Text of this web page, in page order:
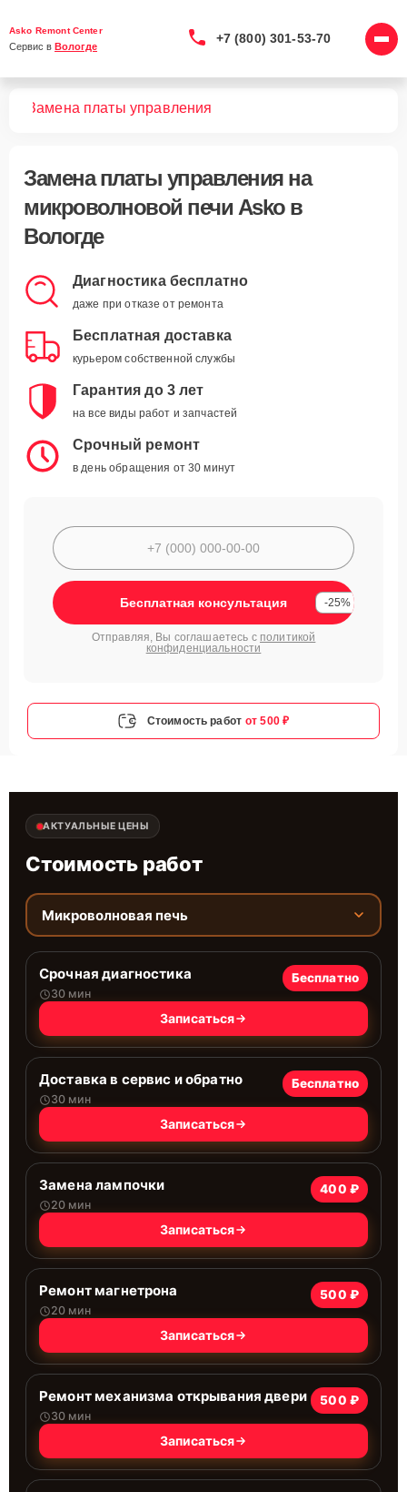
Asko Remont Center
Сервис в Вологде
+7 (800) 301-53-70
Замена платы управления
Замена платы управленияна
микроволновой печи Asko в
Вологде
Диагностика бесплатно
даже при отказе от ремонта
Бесплатная доставка
курьером собственной службы
Гарантия до 3 лет
на все виды работ и запчастей
Срочный ремонт
в день обращения от 30 минут
Бесплатная консультация -25%
Отправляя, Вы соглашаетесь с политикой
конфиденциальности
Стоимость работ от 500 ₽
АКТУАЛЬНЫЕ ЦЕНЫ
Стоимость работ
Микроволновая печь
Срочная диагностика
30 мин
Бесплатно
Записаться
Доставка в сервис и обратно
30 мин
Бесплатно
Записаться
Замена лампочки
20 мин
400 ₽
Записаться
Ремонт магнетрона
20 мин
500 ₽
Записаться
Ремонт механизма открывания двери
30 мин
500 ₽
Записаться